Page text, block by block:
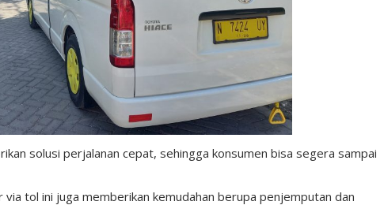
solusi perjalanan cepat, sehingga konsumen bisa segera sampai
tol ini juga memberikan kemudahan berupa penjemputan dan